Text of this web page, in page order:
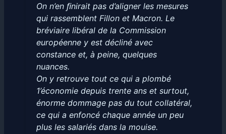
On n’en ﬁnirait pas d’aligner les mesures
qui rassemblent Fillon et Macron. Le
bréviaire libéral de la Commission
européenne y est décliné avec
constance et, à peine, quelques
nuances.
On y retrouve tout ce qui a plombé
1’économie depuis trente ans et surtout,
énorme dommage pas du tout collatéral,
ce qui a enfoncé chaque année un peu
plus les salariés dans la mouise.